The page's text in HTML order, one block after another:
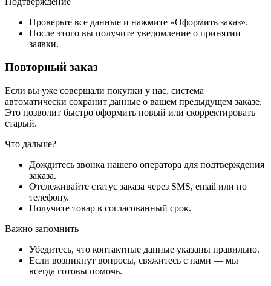
Проверьте все данные и нажмите «Оформить заказ».
После этого вы получите уведомление о принятии
заявки.
Повторный заказ
Если вы уже совершали покупки у нас, система
автоматически сохранит данные о вашем предыдущем заказе.
Это позволит быстро оформить новый или скорректировать
старый.
Что дальше?
Дождитесь звонка нашего оператора для подтверждения
заказа.
Отслеживайте статус заказа через SMS, email или по
телефону.
Получите товар в согласованный срок.
Важно запомнить
Убедитесь, что контактные данные указаны правильно.
Если возникнут вопросы, свяжитесь с нами — мы
всегда готовы помочь.